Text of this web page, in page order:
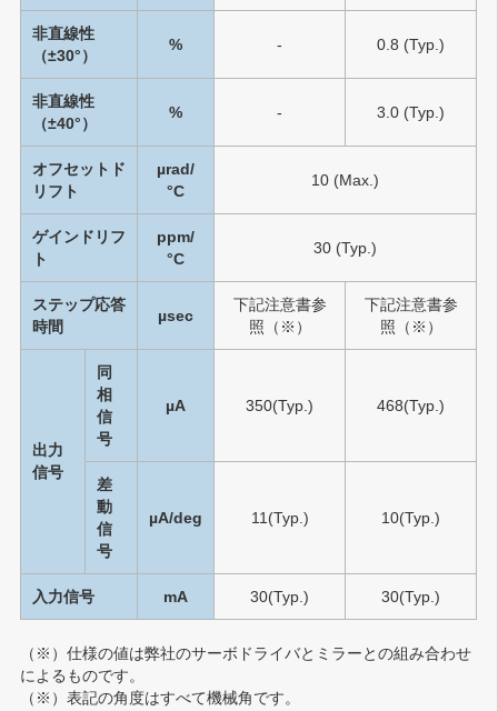
非直線性
（±30°）
% - 0.8 (Typ.)
非直線性
（±40°）
% - 3.0 (Typ.)
オフセットド
リフト
µrad/
°C
10 (Max.)
ゲインドリフ
ト
ppm/
°C
30 (Typ.)
ステップ応答
時間
µsec
下記注意書参
照（※）
下記注意書参
照（※）
出力
信号
同
相
信
号
µA 350(Typ.) 468(Typ.)
差
動
信
号
µA/deg 11(Typ.) 10(Typ.)
入力信号 mA 30(Typ.) 30(Typ.)
（※）仕様の値は弊社のサーボドライバとミラーとの組み合わせ
によるものです。
（※）表記の角度はすべて機械角です。